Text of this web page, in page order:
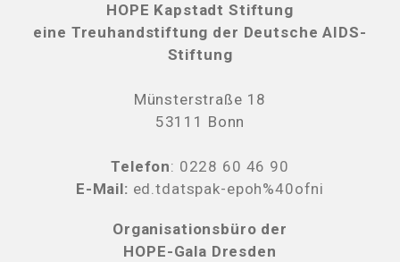
HOPE Kapstadt Stiftung
eine Treuhandstiftung der Deutsche AIDS-
Stiftung
Münsterstraße 18
53111 Bonn
Telefon: 0228 60 46 90
E-Mail: ed.tdatspak-epoh%40ofni
Organisationsbüro der
HOPE-Gala Dresden